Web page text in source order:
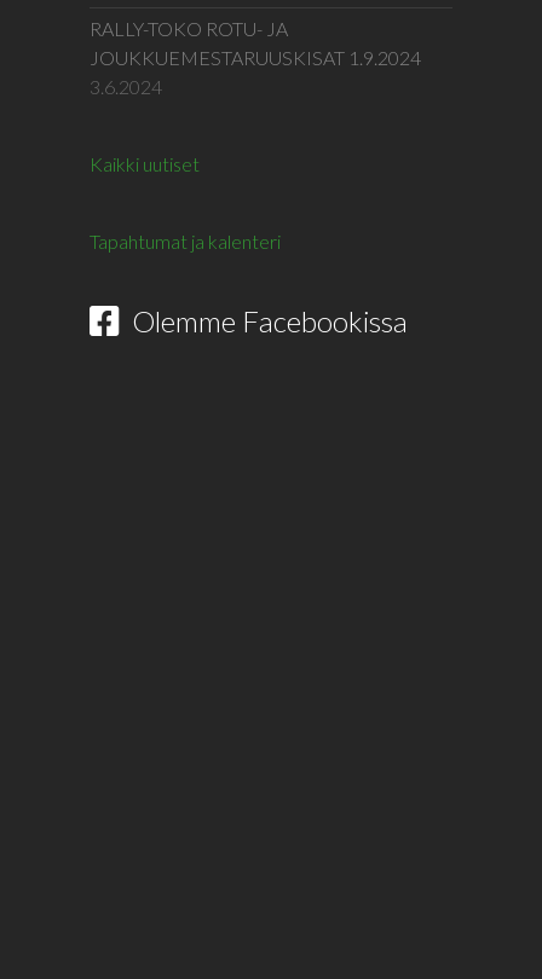
RALLY-TOKO ROTU- JA
JOUKKUEMESTARUUSKISAT 1.9.2024
3.6.2024
Kaikki uutiset
Tapahtumat ja kalenteri
Olemme Facebookissa